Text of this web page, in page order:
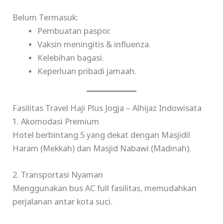
Belum Termasuk:
Pembuatan paspor.
Vaksin meningitis & influenza.
Kelebihan bagasi.
Keperluan pribadi jamaah.
Fasilitas Travel Haji Plus Jogja – Alhijaz Indowisata
1. Akomodasi Premium
Hotel berbintang 5 yang dekat dengan Masjidil
Haram (Mekkah) dan Masjid Nabawi (Madinah).
2. Transportasi Nyaman
Menggunakan bus AC full fasilitas, memudahkan
perjalanan antar kota suci.